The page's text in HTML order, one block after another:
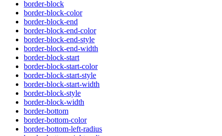
border-block
border-block-color
border-block-end
border-block-end-color
border-block-end-style
border-block-end-width
border-block-start
border-block-start-color
border-block-start-style
border-block-start-width
border-block-style
border-block-width
border-bottom
border-bottom-color
border-bottom-left-radius